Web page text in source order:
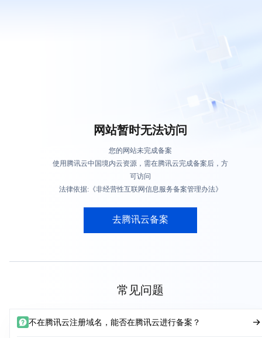
网站暂时无法访问
您的网站未完成备案
使用腾讯云中国境内云资源，需在腾讯云完成备案后，方
可访问
法律依据:《非经营性互联网信息服务备案管理办法》
去腾讯云备案
常见问题
不在腾讯云注册域名，能否在腾讯云进行备案？